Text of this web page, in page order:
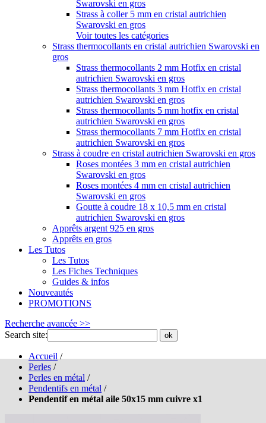
Swarovski en gros
Strass à coller 5 mm en cristal autrichien
Swarovski en gros
Voir toutes les catégories
Strass thermocollants en cristal autrichien Swarovski en
gros
Strass thermocollants 2 mm Hotfix en cristal
autrichien Swarovski en gros
Strass thermocollants 3 mm Hotfix en cristal
autrichien Swarovski en gros
Strass thermocollants 5 mm hotfix en cristal
autrichien Swarovski en gros
Strass thermocollants 7 mm Hotfix en cristal
autrichien Swarovski en gros
Strass à coudre en cristal autrichien Swarovski en gros
Roses montées 3 mm en cristal autrichien
Swarovski en gros
Roses montées 4 mm en cristal autrichien
Swarovski en gros
Goutte à coudre 18 x 10,5 mm en cristal
autrichien Swarovski en gros
Apprêts argent 925 en gros
Apprêts en gros
Les Tutos
Les Tutos
Les Fiches Techniques
Guides & infos
Nouveautés
PROMOTIONS
Recherche avancée >>
Search site:
ok
Accueil /
Perles /
Perles en métal /
Pendentifs en métal /
Pendentif en métal aile 50x15 mm cuivre x1